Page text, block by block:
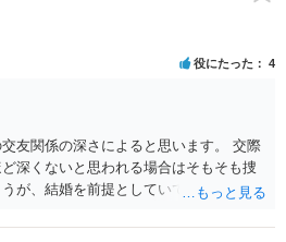
役にたった 4
友関係の深さによると思います。 交際
深くないと思われる場合はそもそも捜
が、結婚を前提としていて、頻繁にLIN
する場合、まずは任意での参考人聴取